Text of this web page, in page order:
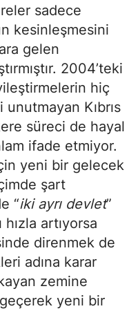
sadece
kesinleşmesini
gelen
2004’teki
hiç
Kıbrıs
süreci de hayal
ifade etmiyor.
yeni bir gelecek
şart
“iki ayrı devlet”
artıyorsa
direnmek de
adına karar
zemine
yeni bir